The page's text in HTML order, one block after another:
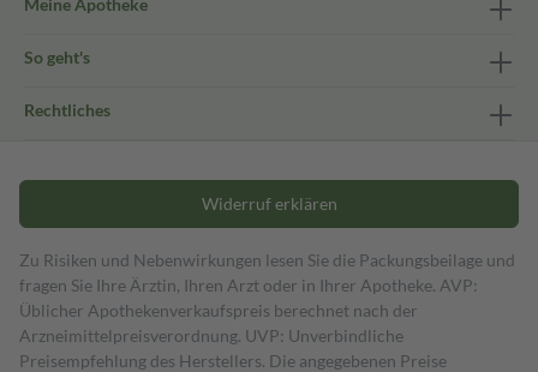
Meine Apotheke
So geht's
Rechtliches
Widerruf erklären
Zu Risiken und Nebenwirkungen lesen Sie die Packungsbeilage und
fragen Sie Ihre Ärztin, Ihren Arzt oder in Ihrer Apotheke. AVP:
Üblicher Apothekenverkaufspreis berechnet nach der
Arzneimittelpreisverordnung. UVP: Unverbindliche
Preisempfehlung des Herstellers. Die angegebenen Preise